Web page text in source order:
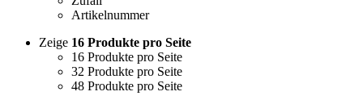
Artikelnummer
Zeige 16 Produkte pro Seite
16 Produkte pro Seite
32 Produkte pro Seite
48 Produkte pro Seite